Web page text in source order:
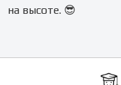
на высоте. 😎